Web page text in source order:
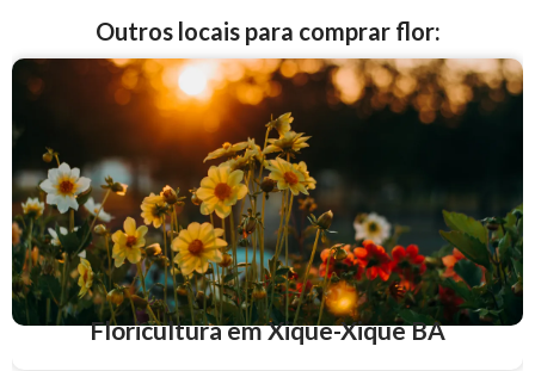
Outros locais para comprar flor:
Floricultura em Xique-Xique BA